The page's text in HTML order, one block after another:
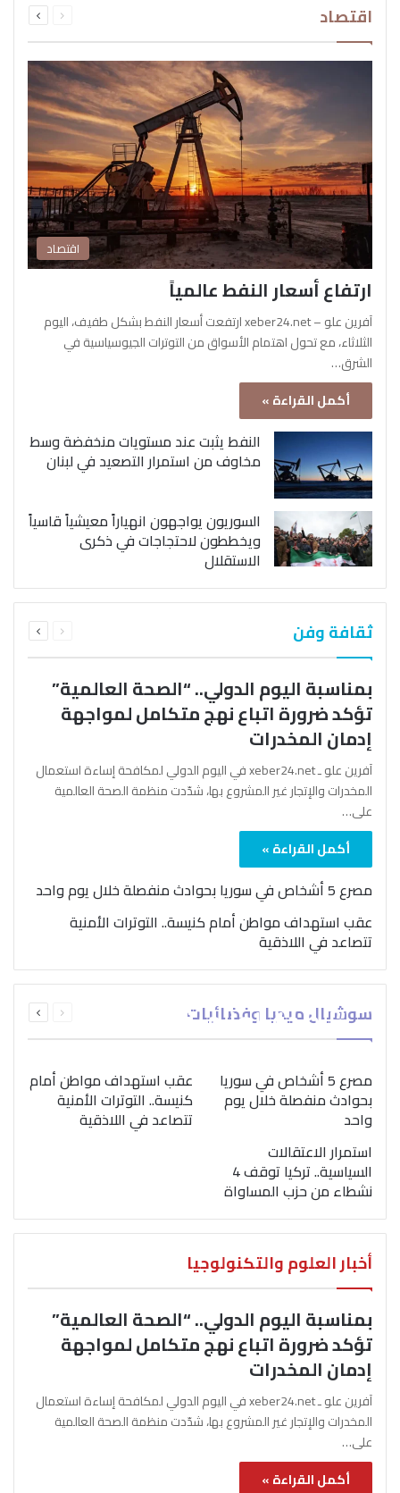
اقتصاد الصفحةالصفحة
اقتصاد
ارتفاع أسعار النفط عالمياً
آفرين علو – xeber24.net ارتفعت أسعار النفط بشكل طفيف، اليوم
الثلاثاء، مع تحول اهتمام الأسواق من التوترات الجيوسياسية في
الشرق…
أكمل القراءة »
النفط يثبت عند مستويات منخفضة وسط
مخاوف من استمرار التصعيد في لبنان
السوريون يواجهون انهياراً معيشياً قاسياً
ويخططون لاحتجاجات في ذكرى
الاستقلال
ثقافة وفن الصفحةالصفحة
بمناسبة اليوم الدولي.. “الصحة العالمية”
تؤكد ضرورة اتباع نهج متكامل لمواجهة
إدمان المخدرات
آفرين علو ـ xeber24.net في اليوم الدولي لمكافحة إساءة استعمال
المخدرات والإتجار غير المشروع بها، شدّدت منظمة الصحة العالمية
على…
أكمل القراءة »
مصرع 5 أشخاص في سوريا بحوادث منفصلة خلال يوم واحد
عقب استهداف مواطن أمام كنيسة.. التوترات الأمنية
تتصاعد في اللاذقية
سوشيال ميديا وفضائيات الصفحةالصفحة
بمناسبة اليوم الدولي..
“الصحة العالمية” تؤكد
ضرورة اتباع نهج متكامل
لمواجهة إدمان المخدرات
مصرع 5 أشخاص في سوريا
بحوادث منفصلة خلال يوم
واحد
عقب استهداف مواطن أمام
كنيسة.. التوترات الأمنية
تتصاعد في اللاذقية
استمرار الاعتقالات
السياسية.. تركيا توقف 4
نشطاء من حزب المساواة
أخبار العلوم والتكنولوجيا
بمناسبة اليوم الدولي.. “الصحة العالمية”
تؤكد ضرورة اتباع نهج متكامل لمواجهة
إدمان المخدرات
آفرين علو ـ xeber24.net في اليوم الدولي لمكافحة إساءة استعمال
المخدرات والإتجار غير المشروع بها، شدّدت منظمة الصحة العالمية
على…
أكمل القراءة »